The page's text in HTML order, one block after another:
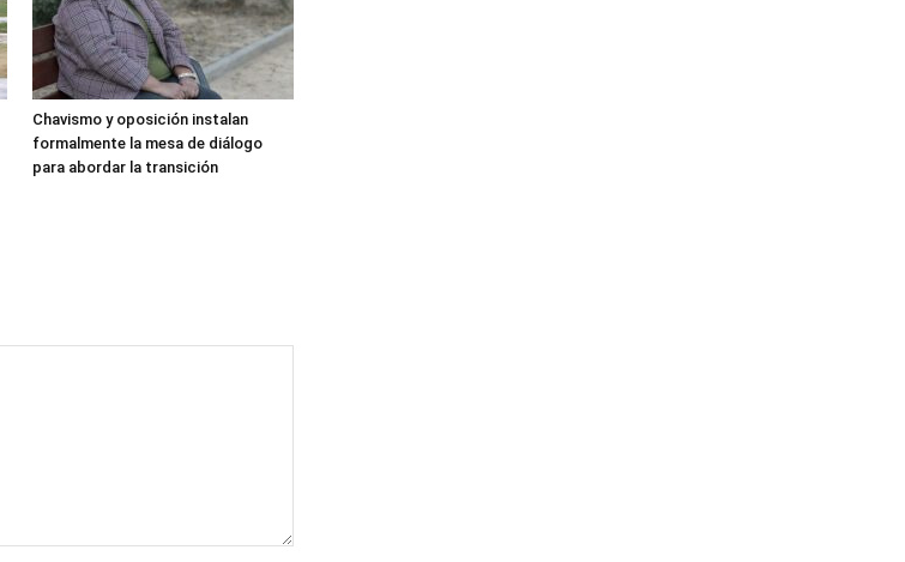
Chavismo y oposición instalan
formalmente la mesa de diálogo
para abordar la transición